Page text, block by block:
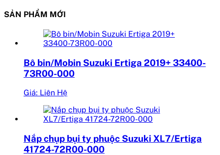
SẢN PHẨM MỚI
Bô bin/Mobin Suzuki Ertiga 2019+ 33400-
73R00-000
Giá: Liên Hệ
Nắp chụp bụi ty phuộc Suzuki XL7/Ertiga
41724-72R00-000